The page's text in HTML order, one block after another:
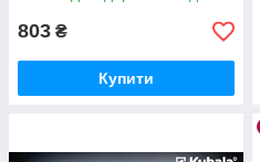
803 ₴
Купити